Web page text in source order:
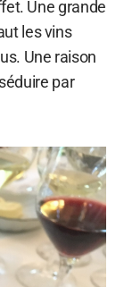
Une grande
les vins
Une raison
par